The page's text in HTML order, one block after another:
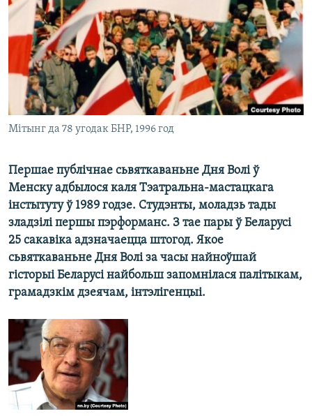
КУЛЬТУРА
КАЛЯНДАР
МОВА
НА ХВАЛЯХ СВАБОДЫ
Мітынг да 78 угодак БНР, 1996 год
Першае публічнае сьвяткаваньне Дня Волі ў
Менску адбылося каля Тэатральна-мастацкага
інстытуту ў 1989 годзе. Студэнты, моладзь тады
зладзілі першы пэрформанс. З тае пары ў Беларусі
25 сакавіка адзначаецца штогод. Якое
сьвяткаваньне Дня Волі за часы найноўшай
гісторыі Беларусі найбольш запомнілася палітыкам,
грамадзкім дзеячам, інтэлігенцыі.